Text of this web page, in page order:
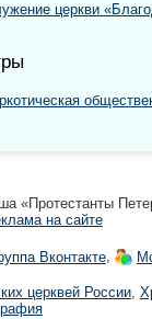
церкви
на сайте
Вконтакте,
церквей России,